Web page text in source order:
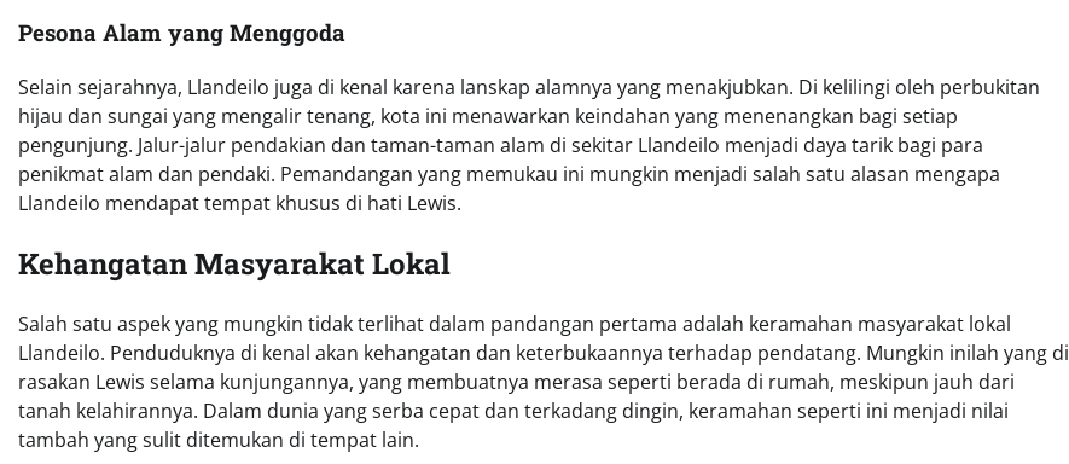
Pesona Alam yang Menggoda
Selain sejarahnya, Llandeilo juga di kenal karena lanskap alamnya yang menakjubkan. Di kelilingi oleh perbukitan
hijau dan sungai yang mengalir tenang, kota ini menawarkan keindahan yang menenangkan bagi setiap
pengunjung. Jalur-jalur pendakian dan taman-taman alam di sekitar Llandeilo menjadi daya tarik bagi para
penikmat alam dan pendaki. Pemandangan yang memukau ini mungkin menjadi salah satu alasan mengapa
Llandeilo mendapat tempat khusus di hati Lewis.
Kehangatan Masyarakat Lokal
Salah satu aspek yang mungkin tidak terlihat dalam pandangan pertama adalah keramahan masyarakat lokal
Llandeilo. Penduduknya di kenal akan kehangatan dan keterbukaannya terhadap pendatang. Mungkin inilah yang di
rasakan Lewis selama kunjungannya, yang membuatnya merasa seperti berada di rumah, meskipun jauh dari
tanah kelahirannya. Dalam dunia yang serba cepat dan terkadang dingin, keramahan seperti ini menjadi nilai
tambah yang sulit ditemukan di tempat lain.